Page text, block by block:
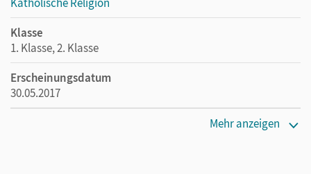
Klasse
1. Klasse, 2. Klasse
Erscheinungsdatum
30.05.2017
Mehr anzeigen